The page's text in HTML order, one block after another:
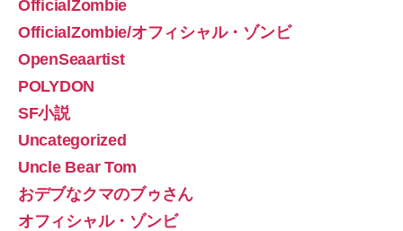
OfficialZombie
OfficialZombie/オフィシャル・ゾンビ
OpenSeaartist
POLYDON
SF小説
Uncategorized
Uncle Bear Tom
おデブなクマのブゥさん
オフィシャル・ゾンビ